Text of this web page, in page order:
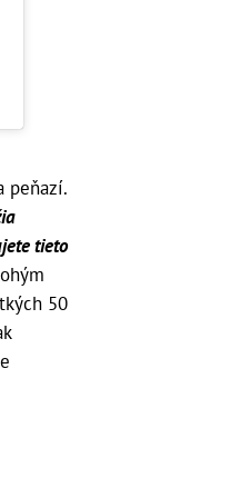
peňazí.
tieto
50